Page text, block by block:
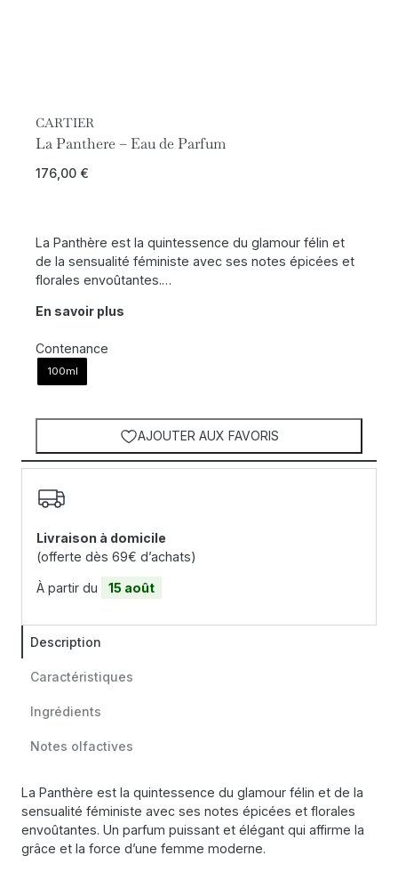
CARTIER
La Panthere – Eau de Parfum
176,00 €
La Panthère est la quintessence du glamour félin et
de la sensualité féministe avec ses notes épicées et
florales envoûtantes.…
En savoir plus
Contenance
100ml
AJOUTER AUX FAVORIS
Livraison à domicile
(offerte dès 69€ d’achats)
À partir du 15 août
Description
Caractéristiques
Ingrédients
Notes olfactives
La Panthère est la quintessence du glamour félin et de la
sensualité féministe avec ses notes épicées et florales
envoûtantes. Un parfum puissant et élégant qui affirme la
grâce et la force d’une femme moderne.